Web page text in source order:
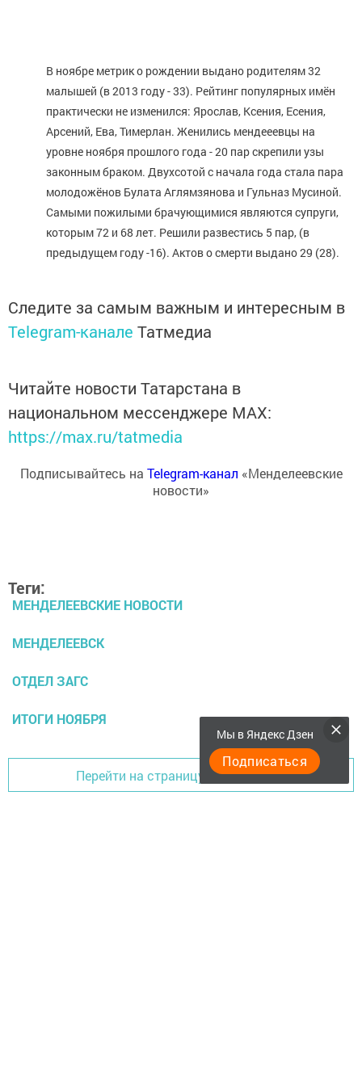
В ноябре метрик о рождении выдано родителям 32
малышей (в 2013 году - 33). Рейтинг популярных имён
практически не изменился: Ярослав, Ксения, Есения,
Арсений, Ева, Тимерлан. Женились мендееевцы на
уровне ноября прошлого года - 20 пар скрепили узы
законным браком. Двухсотой с начала года стала пара
молодожёнов Булата Аглямзянова и Гульназ Мусиной.
Самыми пожилыми брачующимися являются супруги,
которым 72 и 68 лет. Решили развестись 5 пар, (в
предыдущем году -16). Актов о смерти выдано 29 (28).
Следите за самым важным и интересным в
Telegram-канале Татмедиа
Читайте новости Татарстана в
национальном мессенджере MАХ:
https://max.ru/tatmedia
Подписывайтесь на Telegram-канал «Менделеевские
новости»
Теги:
МЕНДЕЛЕЕВСКИЕ НОВОСТИ
МЕНДЕЛЕЕВСК
ОТДЕЛ ЗАГС
ИТОГИ НОЯБРЯ
Перейти на страницу новости
Мы в Яндекс Дзен
Подписаться